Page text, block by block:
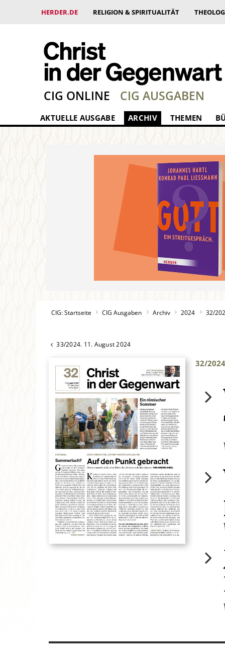
HERDER.DE RELIGION & SPIRITUALITÄT
CIG ONLINE CIG AUSGABEN
AKTUELLE AUSGABE ARCHIV THEMEN
CIG: Startseite CIG Ausgaben Archiv 2024 32/
33/2024. 11. August 2024
32/2024